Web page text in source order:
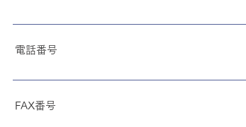
電話番号
FAX番号